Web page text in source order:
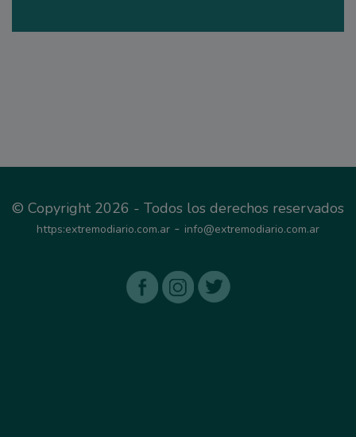
© Copyright 2026 - Todos los derechos reservados
https:extremodiario.com.ar - info@extremodiario.com.ar